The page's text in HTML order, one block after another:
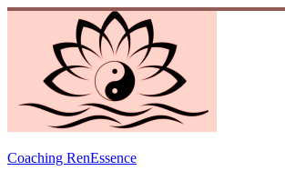
Skip
Coaching RenEssence